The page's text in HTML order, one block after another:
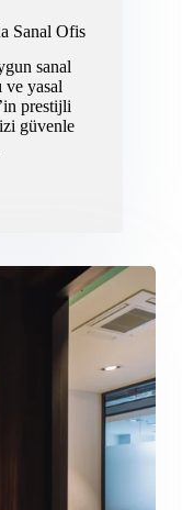
Sanal Ofis
sanal
ve yasal
prestijli
güvenle